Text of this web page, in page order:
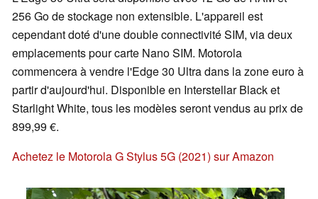
256 Go de stockage non extensible. L'appareil est
cependant doté d'une double connectivité SIM, via deux
emplacements pour carte Nano SIM. Motorola
commencera à vendre l'Edge 30 Ultra dans la zone euro à
partir d'aujourd'hui. Disponible en Interstellar Black et
Starlight White, tous les modèles seront vendus au prix de
899,99 €.
Achetez le Motorola G Stylus 5G (2021) sur Amazon